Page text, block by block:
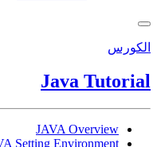
JAVA
JAVA Setting